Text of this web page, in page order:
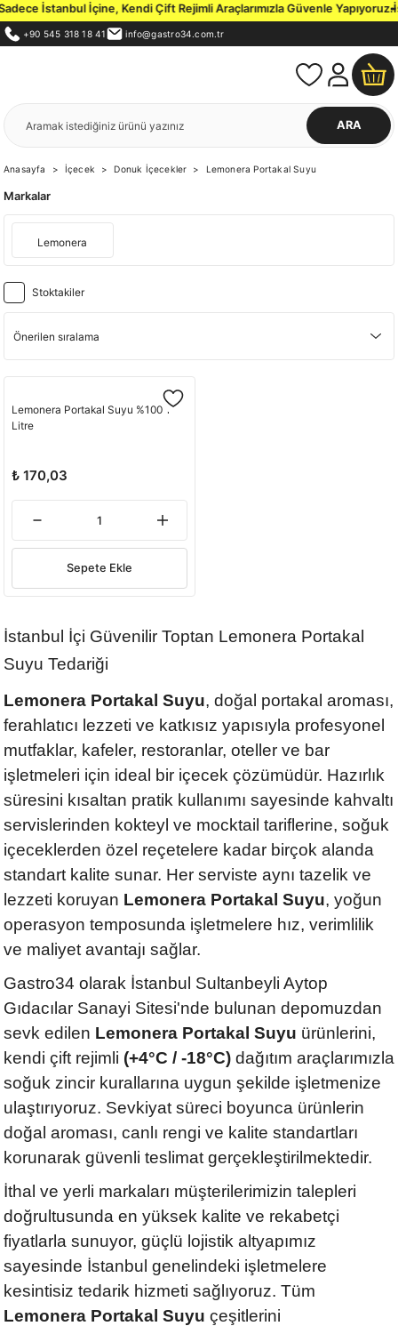
İstanbul İçine, Kendi Çift Rejimli Araçlarımızla Güvenle Yapıyoruz.
+90 545 318 18 41 info@gastro34.com.tr
ARA
Anasayfa İçecek Donuk İçecekler Lemonera Portakal Suyu
Markalar
Lemonera
Stoktakiler
Lemonera Portakal Suyu %100 1
Litre
₺ 170,03
Sepete Ekle
İstanbul İçi Güvenilir Toptan Lemonera Portakal
Suyu Tedariği
Lemonera Portakal Suyu, doğal portakal aroması,
ferahlatıcı lezzeti ve katkısız yapısıyla profesyonel
mutfaklar, kafeler, restoranlar, oteller ve bar
işletmeleri için ideal bir içecek çözümüdür. Hazırlık
süresini kısaltan pratik kullanımı sayesinde kahvaltı
servislerinden kokteyl ve mocktail tariflerine, soğuk
içeceklerden özel reçetelere kadar birçok alanda
standart kalite sunar. Her serviste aynı tazelik ve
lezzeti koruyan Lemonera Portakal Suyu, yoğun
operasyon temposunda işletmelere hız, verimlilik
ve maliyet avantajı sağlar.
Gastro34 olarak İstanbul Sultanbeyli Aytop
Gıdacılar Sanayi Sitesi'nde bulunan depomuzdan
sevk edilen Lemonera Portakal Suyu ürünlerini,
kendi çift rejimli (+4°C / -18°C) dağıtım araçlarımızla
soğuk zincir kurallarına uygun şekilde işletmenize
ulaştırıyoruz. Sevkiyat süreci boyunca ürünlerin
doğal aroması, canlı rengi ve kalite standartları
korunarak güvenli teslimat gerçekleştirilmektedir.
İthal ve yerli markaları müşterilerimizin talepleri
doğrultusunda en yüksek kalite ve rekabetçi
fiyatlarla sunuyor, güçlü lojistik altyapımız
sayesinde İstanbul genelindeki işletmelere
kesintisiz tedarik hizmeti sağlıyoruz. Tüm
Lemonera Portakal Suyu çeşitlerini